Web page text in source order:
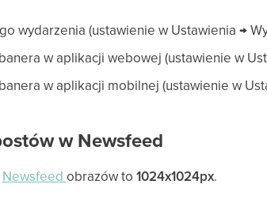
wydarzenia (ustawienie w Ustawienia →
w aplikacji webowej (ustawienie w
w aplikacji mobilnej (ustawienie w
w Newsfeed
Newsfeed obrazów to 1024x1024px.